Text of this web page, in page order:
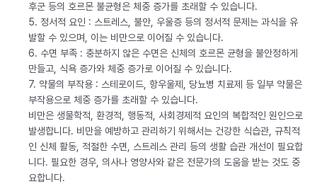
후군 등의 호르몬 불균형은 체중 증가를 초래할 수 있습니다.
5. 정서적 요인 : 스트레스, 불안, 우울증 등의 정서적 문제는 과식을 유
발할 수 있으며, 이는 비만으로 이어질 수 있습니다.
6. 수면 부족 : 충분하지 않은 수면은 신체의 호르몬 균형을 불안정하게
만들고, 식욕 증가와 체중 증가로 이어질 수 있습니다.
7. 약물의 부작용 : 스테로이드, 항우울제, 당뇨병 치료제 등 일부 약물은
부작용으로 체중 증가를 초래할 수 있습니다.
비만은 생물학적, 환경적, 행동적, 사회경제적 요인의 복합적인 원인으로
발생합니다. 비만을 예방하고 관리하기 위해서는 건강한 식습관, 규칙적
인 신체 활동, 적절한 수면, 스트레스 관리 등의 생활 습관 개선이 필요합
니다. 필요한 경우, 의사나 영양사와 같은 전문가의 도움을 받는 것도 중
요합니다.